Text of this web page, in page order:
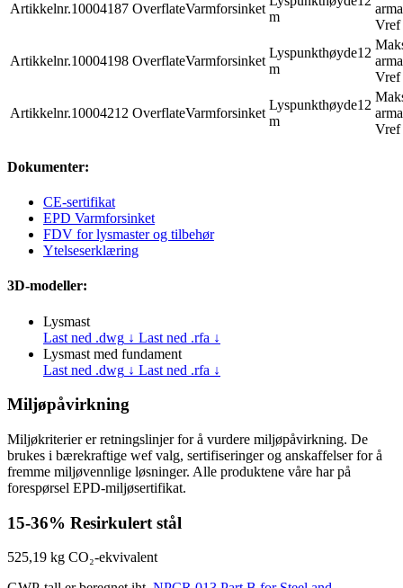
Artikkelnr.10004187 OverflateVarmforsinket
m
Vref
Artikkelnr.10004198 OverflateVarmforsinket
Lyspunkthøyde12
m
Vref
Artikkelnr.10004212 OverflateVarmforsinket
Lyspunkthøyde12
m
Vref
Dokumenter:
CE-sertifikat
EPD Varmforsinket
FDV for lysmaster og tilbehør
Ytelseserklæring
3D-modeller:
Lysmast
Last ned .dwg ↓ Last ned .rfa ↓
Lysmast med fundament
Last ned .dwg ↓ Last ned .rfa ↓
Miljøpåvirkning
Miljøkriterier er retningslinjer for å vurdere miljøpåvirkning. De
brukes i bærekraftige wef valg, sertifiseringer og anskaffelser for å
fremme miljøvennlige løsninger. Alle produktene våre har på
forespørsel EPD-miljøsertifikat.
15-36% Resirkulert stål
525,19 kg CO₂-ekvivalent